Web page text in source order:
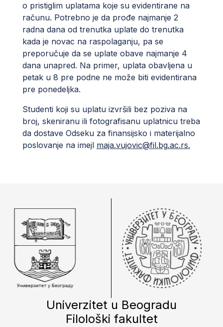
o pristiglim uplatama koje su evidentirane na
računu. Potrebno je da prođe najmanje 2
radna dana od trenutka uplate do trenutka
kada je novac na raspolaganju, pa se
preporučuje da se uplate obave najmanje 4
dana unapred. Na primer, uplata obavljena u
petak u 8 pre podne ne može biti evidentirana
pre ponedeljka.
Studenti koji su uplatu izvršili bez poziva na
broj, skeniranu ili fotografisanu uplatnicu treba
da dostave Odseku za finansijsko i materijalno
poslovanje na imejl maja.vujovic@fil.bg.ac.rs.
Univerzitet u Beogradu
Filološki fakultet